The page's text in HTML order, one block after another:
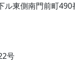
ル東側南門前町
号